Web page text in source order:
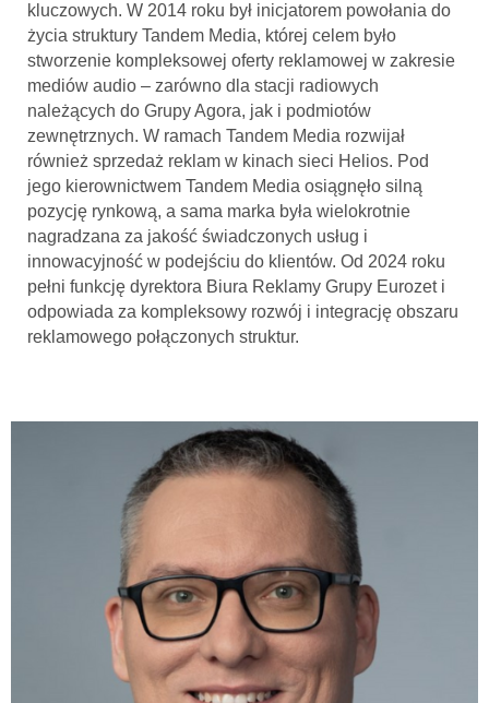
kluczowych. W 2014 roku był inicjatorem powołania do
życia struktury Tandem Media, której celem było
stworzenie kompleksowej oferty reklamowej w zakresie
mediów audio – zarówno dla stacji radiowych
należących do Grupy Agora, jak i podmiotów
zewnętrznych. W ramach Tandem Media rozwijał
również sprzedaż reklam w kinach sieci Helios. Pod
jego kierownictwem Tandem Media osiągnęło silną
pozycję rynkową, a sama marka była wielokrotnie
nagradzana za jakość świadczonych usług i
innowacyjność w podejściu do klientów. Od 2024 roku
pełni funkcję dyrektora Biura Reklamy Grupy Eurozet i
odpowiada za kompleksowy rozwój i integrację obszaru
reklamowego połączonych struktur.